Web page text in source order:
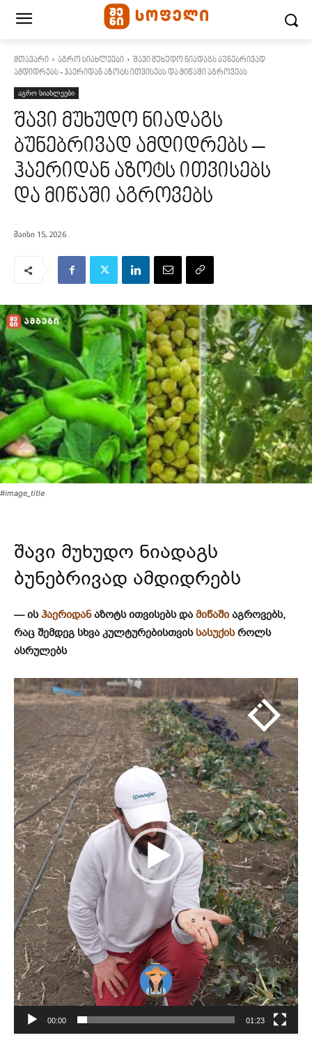
მთავარი აგრო სიახლეები
შავი მუხუდო ნიადაგს ბუნებრივად
ამდიდრებს - ჰაერიდან აზოტს ითვისებს და მიწაში აგროვებს
აგრო სიახლეები
შავი მუხუდო ნიადაგს
ბუნებრივად ამდიდრებს –
ჰაერიდან აზოტს ითვისებს
და მიწაში აგროვებს
მაისი 15, 2026
#image_title
შავი მუხუდო ნიადაგს
ბუნებრივად ამდიდრებს
— ისჰაერიდანაზოტს ითვისებს და მიწაში აგროვებს,
რაც შემდეგ სხვა კულტურებისთვის სასუქისროლს
ასრულებს
ვ
ი
დ
ო
დ
ა
მ
კ
ვ
რ
ე
ლ
ი
00:00 01:23